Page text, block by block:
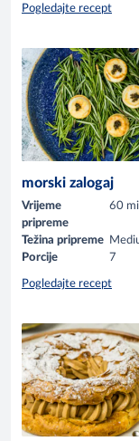
Pogledajte recept
morski zalogaj
Vrijeme
pripreme
60
Težina pripreme
Porcije
7
Pogledajte recept